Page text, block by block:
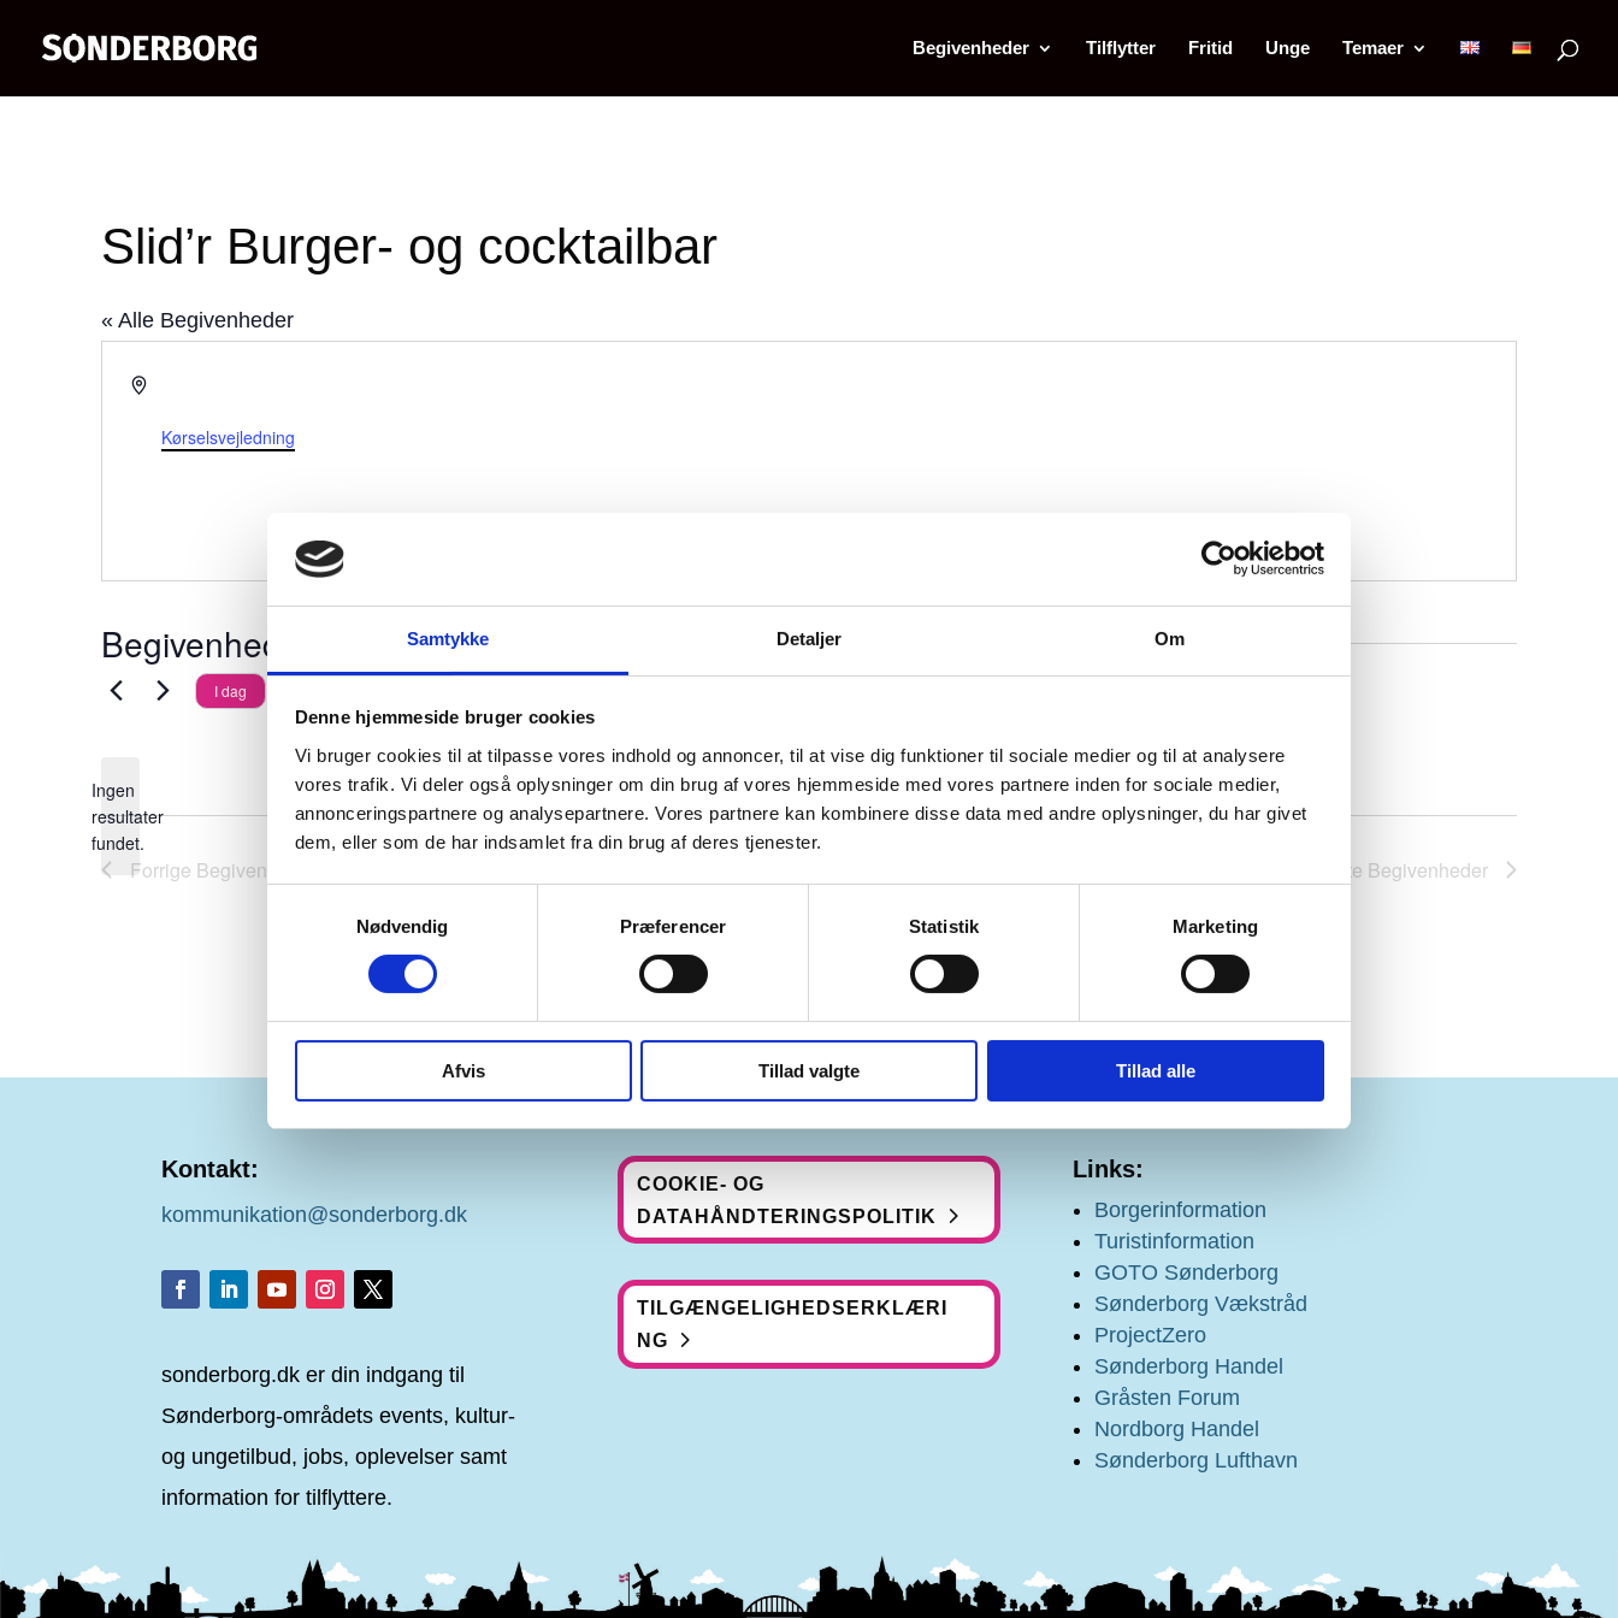
Samtykke Detaljer Om
Denne hjemmeside bruger cookies
Vi bruger cookies til at tilpasse vores indhold og annoncer, til at vise dig funktioner til sociale medier og til at analysere
vores trafik. Vi deler også oplysninger om din brug af vores hjemmeside med vores partnere inden for sociale medier,
annonceringspartnere og analysepartnere. Vores partnere kan kombinere disse data med andre oplysninger, du har givet
dem, eller som de har indsamlet fra din brug af deres tjenester.
Nødvendig
Præferencer Statistik Marketing
Afvis Tillad valgte Tillad alle
Begivenheder Tilflytter Fritid Unge Temaer
Slid’r Burger- og cocktailbar
« Alle Begivenheder
Adresse
Kørselsvejledning
Begivenheder på dette sted
Notice
Ingen
resultater
fundet.
I dag Kommende
Forrige Begivenheder Næste Begivenheder
Kontakt:
kommunikation@sonderborg.dk
sonderborg.dk er din indgang til
Sønderborg-områdets events, kultur-
og ungetilbud, jobs, oplevelser samt
information for tilflyttere.
COOKIE- OG
DATAHÅNDTERINGSPOLITIK
TILGÆNGELIGHEDSERKLÆRI
NG
Links:
Borgerinformation
Turistinformation
GOTO Sønderborg
Sønderborg Vækstråd
ProjectZero
Sønderborg Handel
Gråsten Forum
Nordborg Handel
Sønderborg Lufthavn